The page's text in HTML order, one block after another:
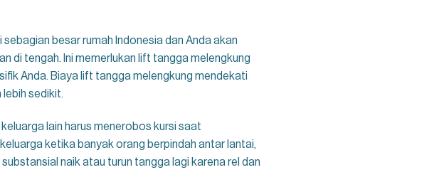
sebagian besar rumah Indonesia dan Anda akan
di tengah. Ini memerlukan lift tangga melengkung
Anda. Biaya lift tangga melengkung mendekati
sedikit.
lain harus menerobos kursi saat
ketika banyak orang berpindah antar lantai,
naik atau turun tangga lagi karena rel dan